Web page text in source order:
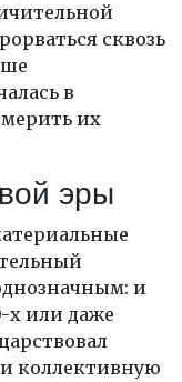
сквозь
в
их
эры
и
х или даже
коллективную